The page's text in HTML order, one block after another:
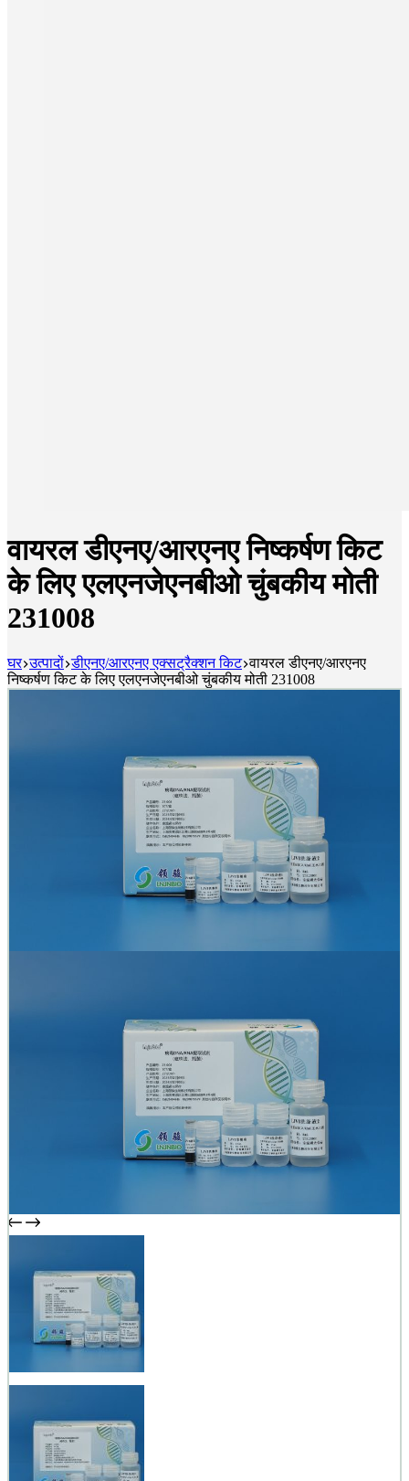
वायरल डीएनए/आरएनए निष्कर्षण किट
के लिए एलएनजेएनबीओ चुंबकीय मोती
231008
घर उत्पादों डीएनए/आरएनए एक्सट्रैक्शन किट वायरल डीएनए/आरएनए
निष्कर्षण किट के लिए एलएनजेएनबीओ चुंबकीय मोती 231008